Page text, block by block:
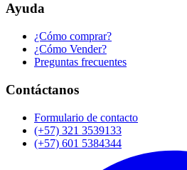
Ayuda
¿Cómo comprar?
¿Cómo Vender?
Preguntas frecuentes
Contáctanos
Formulario de contacto
(+57) 321 3539133
(+57) 601 5384344